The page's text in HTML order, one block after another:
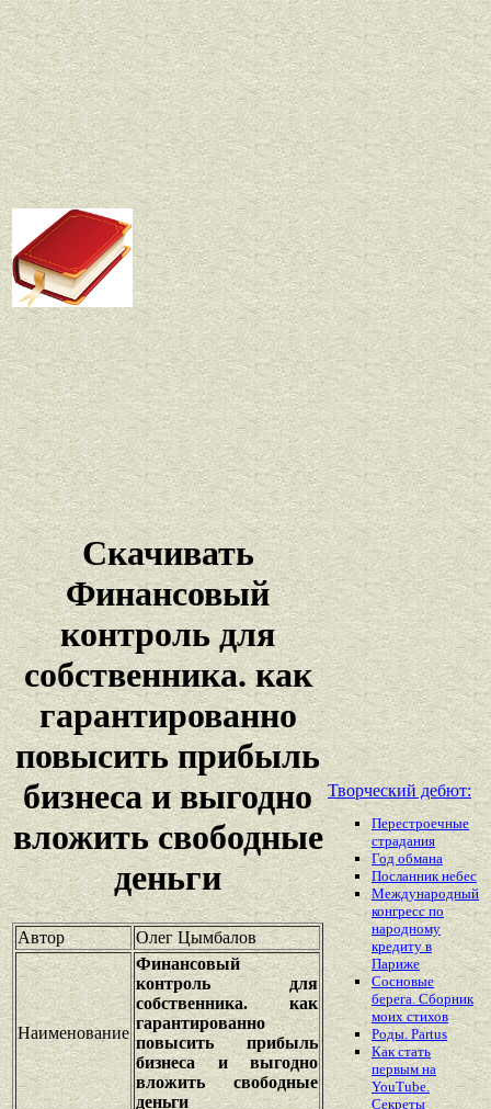
Скачивать
Финансовый
контроль для
собственника. как
гарантированно
повысить прибыль
бизнеса и выгодно
вложить свободные
деньги
Автор Олег Цымбалов
Наименование
Финансовый
контроль для
собственника. как
гарантированно
повысить прибыль
бизнеса и выгодно
вложить свободные
деньги
Творческий дебют:
Перестроечные
страдания
Год обмана
Посланник небес
Международный
конгресс по
народному
кредиту в
Париже
Сосновые
берега. Сборник
моих стихов
Роды. Partus
Как стать
первым на
YouTube.
Секреты